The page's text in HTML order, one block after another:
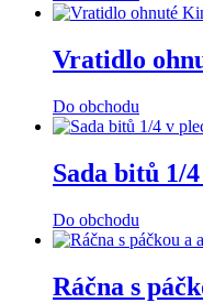
Vratidlo
Do obchodu
Sada bitů 1/
Do obchodu
Ráčna s